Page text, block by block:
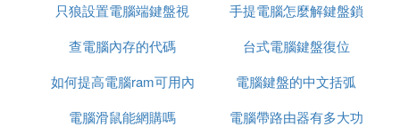
動速度慢了
只狼設置電腦端鍵盤視
角
手提電腦怎麼解鍵盤鎖
查電腦內存的代碼
台式電腦鍵盤復位
如何提高電腦ram可用內
存
電腦鍵盤的中文括弧
電腦滑鼠能網購嗎
電腦帶路由器有多大功